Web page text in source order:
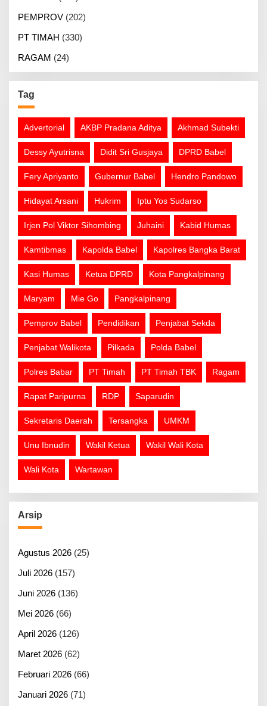
PEMPROV (202)
PT TIMAH (330)
RAGAM (24)
Tag
Advertorial AKBP Pradana Aditya Akhmad Subekti
Dessy Ayutrisna Didit Sri Gusjaya DPRD Babel
Fery Apriyanto Gubernur Babel Hendro Pandowo
Hidayat Arsani Hukrim Iptu Yos Sudarso
Irjen Pol Viktor Sihombing Juhaini Kabid Humas
Kamtibmas Kapolda Babel Kapolres Bangka Barat
Kasi Humas Ketua DPRD Kota Pangkalpinang
Maryam Mie Go Pangkalpinang
Pemprov Babel Pendidikan Penjabat Sekda
Penjabat Walikota Pilkada Polda Babel
Polres Babar PT Timah PT Timah TBK Ragam
Rapat Paripurna RDP Saparudin
Sekretaris Daerah Tersangka UMKM
Unu Ibnudin Wakil Ketua Wakil Wali Kota
Wali Kota Wartawan
Arsip
Agustus 2026 (25)
Juli 2026 (157)
Juni 2026 (136)
Mei 2026 (66)
April 2026 (126)
Maret 2026 (62)
Februari 2026 (66)
Januari 2026 (71)